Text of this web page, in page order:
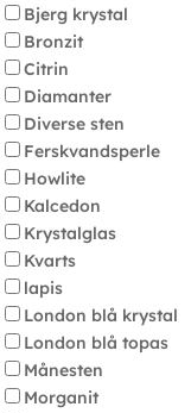
Bjerg krystal
Bronzit
Citrin
Diamanter
Diverse sten
Ferskvandsperle
Howlite
Kalcedon
Krystalglas
Kvarts
lapis
London blå krystal
London blå topas
Månesten
Morganit